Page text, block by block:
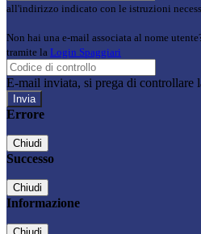
all'indirizzo indicato con le istruzioni
Non hai una e-mail associata al nome
tramite la Login Spaggiari
E-mail inviata, si prega di controllare
Errore
Chiudi
Successo
Chiudi
Informazione